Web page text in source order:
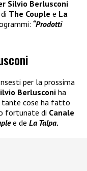
Silvio Berlusconi
The Couple e La
“Prodotti
per la prossima
Berlusconi ha
tante cose ha fatto
fortunate di Canale
e de La Talpa.